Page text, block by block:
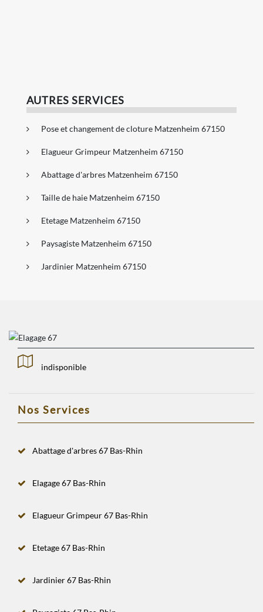
AUTRES SERVICES
Pose et changement de cloture Matzenheim 67150
Elagueur Grimpeur Matzenheim 67150
Abattage d'arbres Matzenheim 67150
Taille de haie Matzenheim 67150
Etetage Matzenheim 67150
Paysagiste Matzenheim 67150
Jardinier Matzenheim 67150
indisponible
Nos Services
Abattage d'arbres 67 Bas-Rhin
Elagage 67 Bas-Rhin
Elagueur Grimpeur 67 Bas-Rhin
Etetage 67 Bas-Rhin
Jardinier 67 Bas-Rhin